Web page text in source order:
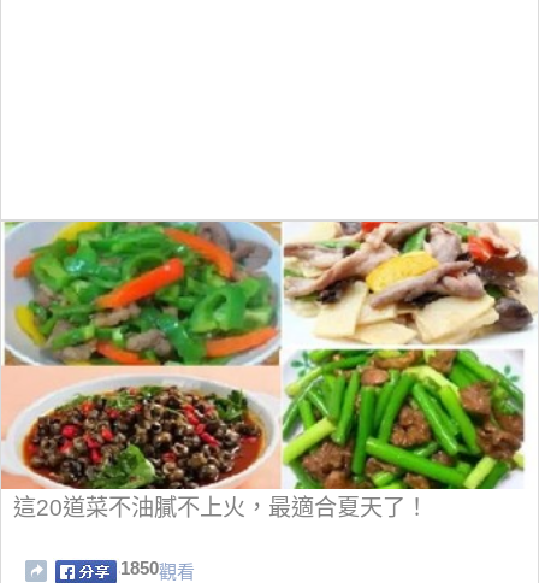
這20道菜不油膩不上火，最適合夏天了！
1850觀看